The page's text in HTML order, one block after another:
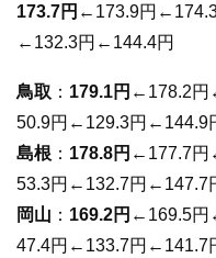
173.7円 ←173.9円
←132.3円←144.4円
鳥取 ： 179.1円 ←178.2
50.9円←129.3円←144.9
島根 ： 178.8円 ←177.7
53.3円←132.7円←147.7
岡山 ： 169.2円 ←169.5
47.4円←133.7円←141.7